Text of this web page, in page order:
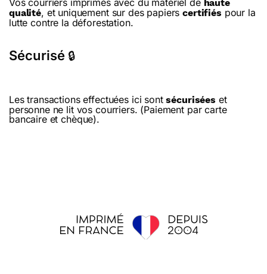
Vos courriers imprimés avec du matériel de haute
qualité, et uniquement sur des papierscertifiés pour la
lutte contre la déforestation.
Sécurisé 🔒
Les transactions effectuées ici sontsécurisées et
personne ne lit vos courriers. (Paiement par carte
bancaire et chèque).